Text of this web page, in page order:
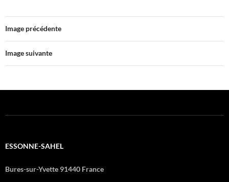
Image précédente
Image suivante
ESSONNE-SAHEL
Bures-sur-Yvette 91440 France